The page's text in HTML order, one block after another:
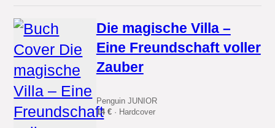
Die magische Villa –
Eine Freundschaft voller
Zauber
Penguin JUNIOR
14 €· Hardcover